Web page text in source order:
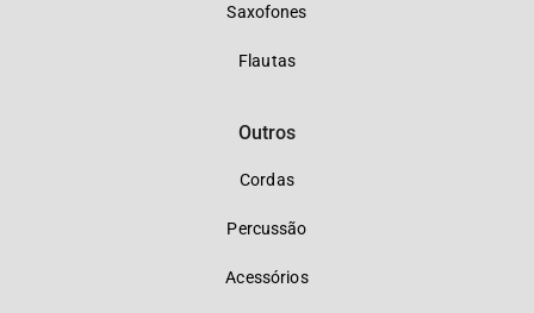
Saxofones
Flautas
Outros
Cordas
Percussão
Acessórios